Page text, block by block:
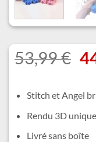
53,99€ Le
Stitch et Angel
Rendu 3D
Livré sans boîte